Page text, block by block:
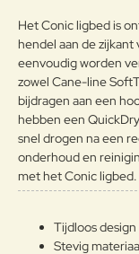
g:
Note:
Waardering:
Waarderin
g:
Slecht
Het Conic ligbed is
hendel aan de
eenvoudig worden
zowel Cane-line
bijdragen aan een
hebben een
snel drogen na een
onderhoud en
met het Conic ligbed.
Tijdloos design
Stevig